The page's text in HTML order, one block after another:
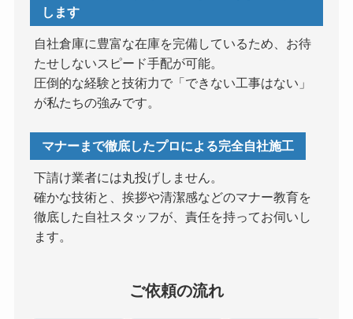
します
自社倉庫に豊富な在庫を完備しているため、お待
たせしないスピード手配が可能。
圧倒的な経験と技術力で「できない工事はない」
が私たちの強みです。
マナーまで徹底したプロによる完全自社施工
下請け業者には丸投げしません。
確かな技術と、挨拶や清潔感などのマナー教育を
徹底した自社スタッフが、責任を持ってお伺いし
ます。
ご依頼の流れ